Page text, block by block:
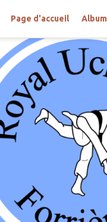
Page d'accueil Album